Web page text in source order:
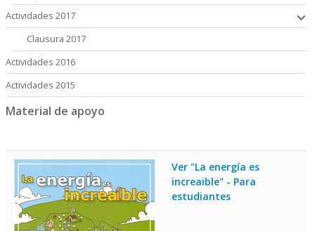
Actividades 2017
Clausura 2017
Actividades 2016
Actividades 2015
Material de apoyo
Ver "La energía es
increaible" - Para
estudiantes